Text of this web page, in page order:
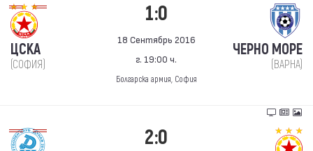
ЦСКА
(СОФИЯ)
1:0
18 Сентябрь 2016
г. 19:00 ч.
Болгарска армия, София
ЧЕРНО МОРЕ
(ВАРНА)
2:0